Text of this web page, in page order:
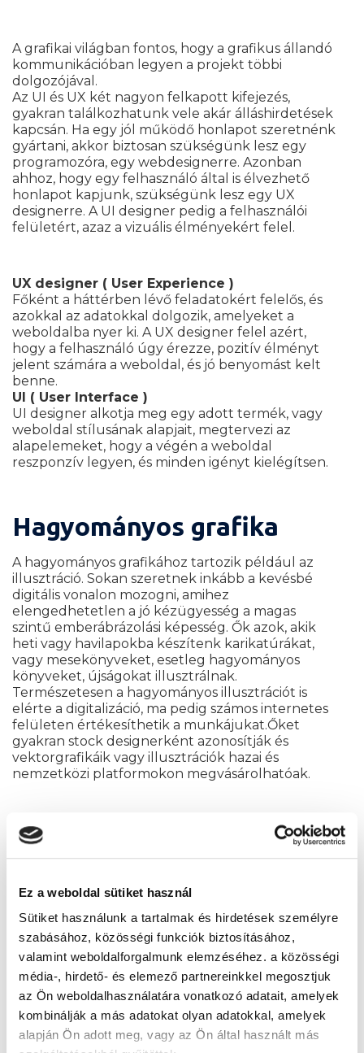
Ez a weboldal sütiket használ
Sütiket használunk a tartalmak és hirdetések személyre
szabásához, közösségi funkciók biztosításához,
valamint weboldalforgalmunk elemzéséhez. a közösségi
média-, hirdető- és elemező partnereinkkel megosztjuk
az Ön weboldalhasználatára vonatkozó adatait, amelyek
kombinálják a más adatokat olyan adatokkal, amelyek
alapján Ön adott meg, vagy az Ön által használt más
A grafikai világban fontos, hogy a grafikus állandó
kommunikációban legyen a projekt többi
dolgozójával.
Az UI és UX két nagyon felkapott kifejezés,
gyakran találkozhatunk vele akár álláshirdetések
kapcsán. Ha egy jól működő honlapot szeretnénk
gyártani, akkor biztosan szükségünk lesz egy
programozóra, egy webdesignerre. Azonban
ahhoz, hogy egy felhasználó által is élvezhető
honlapot kapjunk, szükségünk lesz egy UX
designerre. A UI designer pedig a felhasználói
felületért, azaz a vizuális élményekért felel.
UX designer ( User Experience )
Főként a háttérben lévő feladatokért felelős, és
azokkal az adatokkal dolgozik, amelyeket a
weboldalba nyer ki. A UX designer felel azért,
hogy a felhasználó úgy érezze, pozitív élményt
jelent számára a weboldal, és jó benyomást kelt
benne.
UI ( User Interface )
UI designer alkotja meg egy adott termék, vagy
weboldal stílusának alapjait, megtervezi az
alapelemeket, hogy a végén a weboldal
reszponzív legyen, és minden igényt kielégítsen.
Hagyományos grafika
A hagyományos grafikához tartozik például az
illusztráció. Sokan szeretnek inkább a kevésbé
digitális vonalon mozogni, amihez
elengedhetetlen a jó kézügyesség a magas
szintű emberábrázolási képesség. Ők azok, akik
heti vagy havilapokba készítenk karikatúrákat,
vagy mesekönyveket, esetleg hagyományos
könyveket, újságokat illusztrálnak.
Természetesen a hagyományos illusztrációt is
elérte a digitalizáció, ma pedig számos internetes
felületen értékesíthetik a munkájukat.Őket
gyakran stock designerként azonosítják és
vektorgrafikáik vagy illusztrációk hazai és
nemzetközi platformokon megvásárolhatóak.
Milyen eszközökkel
dolgozik egy grafikus?
programmal dolgoznak, ez pedig az Adobe
Indesign ( kiadványszerkesztés ) az Adobe
Illustrator és az Adobe Photoshop. Ezeknek a
magas szintű ismerete, elengedhetetlen ha
grafikai pályán szeretnél elhelyezkedni. Az Adobe
Photoshop használatát, akár nálunk is
megtanulhatod, az Adobe Photoshop tanfolyam
keretein belül. Az Adobe Photoshop főként